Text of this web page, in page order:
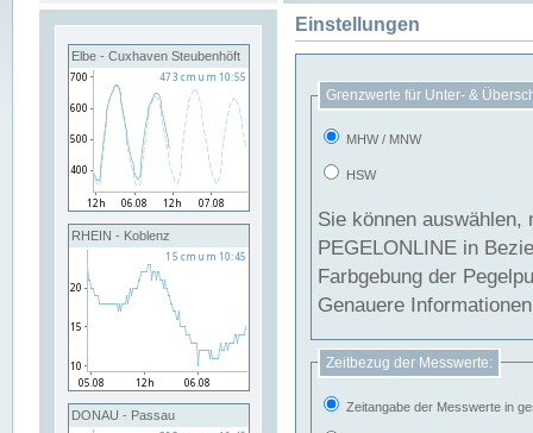
Elbe - Cuxhaven Steubenhöft
RHEIN - Koblenz
DONAU - Passau
Einstellungen
Grenzwerte für Unter- &
MHW / MNW
HSW
Sie können
PEGELONLINE in Beziehung
Farbgebung der
Genauere
Zeitbezug der Messwerte:
Zeitangabe der Messwerte in